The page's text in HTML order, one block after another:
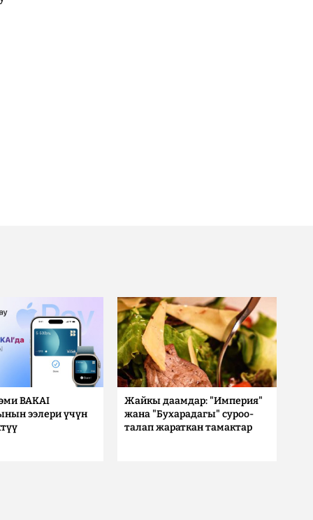
BAKAI
ээлери үчүн
Жайкы даамдар: "Империя"
жана "Бухарадагы" суроо-
талап жараткан тамактар